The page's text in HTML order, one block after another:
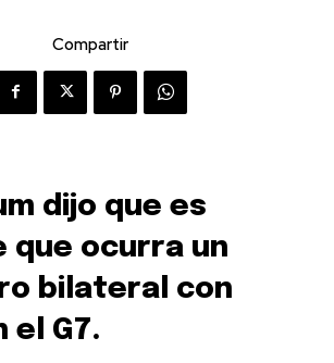
Compartir
dijo que es
que ocurra un
bilateral con
el G7.